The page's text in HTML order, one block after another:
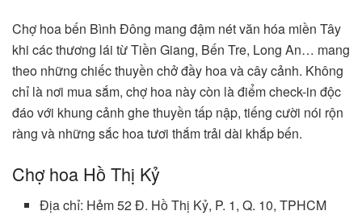
Chợ hoa bến Bình Đông mang đậm nét văn hóa miền Tây
khi các thương lái từ Tiền Giang, Bến Tre, Long An… mang
theo những chiếc thuyền chở đầy hoa và cây cảnh. Không
chỉ là nơi mua sắm, chợ hoa này còn là điểm check-in độc
đáo với khung cảnh ghe thuyền tấp nập, tiếng cười nói rộn
ràng và những sắc hoa tươi thắm trải dài khắp bến.
Chợ hoa Hồ Thị Kỷ
Địa chỉ: Hẻm 52 Đ. Hồ Thị Kỷ, P. 1, Q. 10, TPHCM